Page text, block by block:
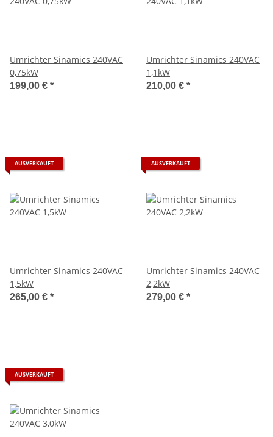
Umrichter Sinamics 240VAC
0,75kW
199,00 € *
Umrichter Sinamics 240VAC
1,1kW
210,00 € *
AUSVERKAUFT
Umrichter Sinamics 240VAC
1,5kW
265,00 € *
AUSVERKAUFT
Umrichter Sinamics 240VAC
2,2kW
279,00 € *
AUSVERKAUFT